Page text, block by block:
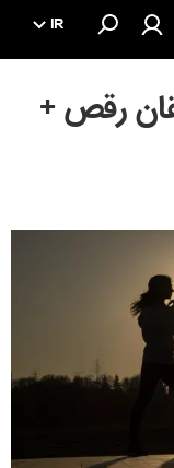
IR
رقص +